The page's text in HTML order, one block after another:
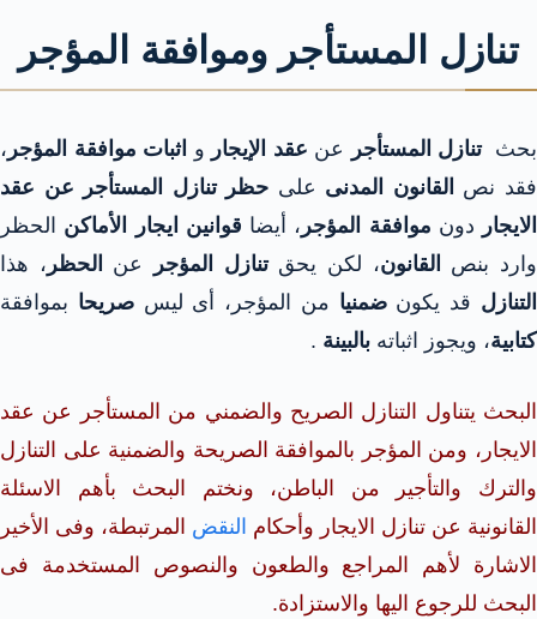
تنازل المستأجر وموافقة المؤجر
بحثتنازل المستأجر عن عقد الإيجار و اثبات موافقة المؤجر ،
فقد نص
القانون المدنى على حظر تنازل المستأجر عن عقد
الايجار دون موافقة المؤجر ، أيضا قوانين ايجار الأماكن الحظر
وارد بنص
القانون، لكن يحقتنازل المؤجر عن الحظر ، هذا
التنازل قد يكونضمنيا من المؤجر، أى ليسصريحا بموافقة
كتابية، ويجوز اثباته بالبينة .
البحث يتناول التنازل الصريح والضمني من المستأجر عن عقد
الايجار، ومن المؤجر بالموافقة الصريحة والضمنية على التنازل
والترك والتأجير من الباطن، ونختم البحث بأهم الاسئلة
القانونية عن تنازل الايجار وأحكام النقض المرتبطة، وفى الأخير
الاشارة لأهم المراجع والطعون والنصوص المستخدمة فى
البحث للرجوع اليها والاستزادة.